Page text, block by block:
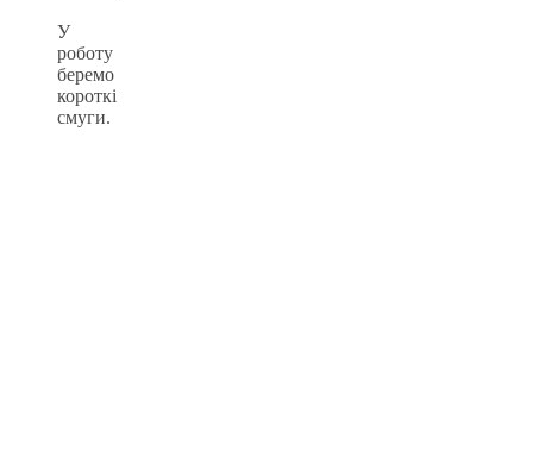
У
роботу
беремо
короткі
смуги.